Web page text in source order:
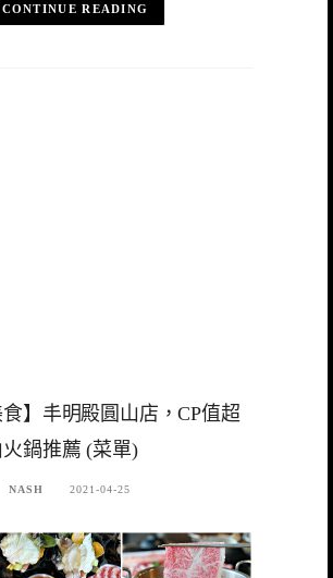
CONTINUE READING
食】丰明殿圓山店，CP值超
鍋推薦 (菜單)
NASH 2021-04-25